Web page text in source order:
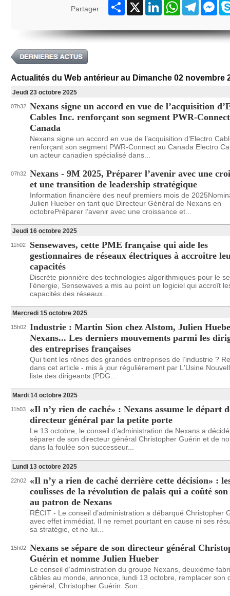
Partager :
Partager
X LinkedInWhatsAppTelegram
Actualités du Web antérieur au Dimanche 02 novembre
Jeudi 23 octobre 2025
07h32 Nexans signe un accord en vue de l’acquisition
Cables Inc. renforçant son segment PWR-
Canada
Nexans signe un accord en vue de l’acquisition d’Electro
renforçant son segment PWR-Connect au Canada Electro
un acteur canadien spécialisé dans...
07h32 Nexans - 9M 2025, Préparer l’avenir avec une
et une transition de leadership stratégique
Information financière des neuf premiers mois de
Julien Hueber en tant que Directeur Général de Nexans en
octobrePréparer l’avenir avec une croissance et...
Jeudi 16 octobre 2025
11h02
Sensewaves, cette PME française qui aide les
gestionnaires de réseaux électriques à accroitre
capacités
Discrète pionnière des technologies algorithmiques pour le
l'énergie, Sensewaves a mis au point un logiciel qui accroît
capacités des réseaux...
Mercredi 15 octobre 2025
15h02 Industrie : Martin Sion chez Alstom, Julien
Nexans... Les derniers mouvements parmi les
des entreprises françaises
Qui tient les rênes des grandes entreprises de l’industrie ?
dans cet article - mis à jour régulièrement par L'Usine
liste des dirigeants (PDG...
Mardi 14 octobre 2025
11h03
«Il n’y rien de caché» : Nexans assume le départ
directeur général par la petite porte
Le 13 octobre, le conseil d’administration de Nexans a
séparer de son directeur général Christopher Guérin et de
dans la foulée son successeur...
Lundi 13 octobre 2025
22h02
«Il n’y a rien de caché derrière cette décision» :
coulisses de la révolution de palais qui a coûté son
au patron de Nexans
RÉCIT - Le conseil d’administration a débarqué Christopher
avec effet immédiat. Il ne remet pourtant en cause ni ses
sa stratégie, et ne lui...
15h02 Nexans se sépare de son directeur général
Guérin et nomme Julien Hueber
Le conseil d’administration du groupe Nexans, deuxième
câbles au monde, annonce, lundi 13 octobre, remplacer son
général, Christopher Guérin. Son...